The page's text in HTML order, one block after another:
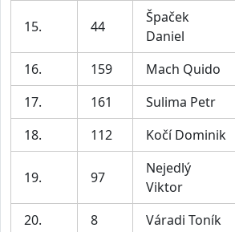
15. 44
Špaček
Daniel
16. 159 Mach Quido
17.
161 Sulima Petr
18.
112 Kočí Dominik
19. 97
Nejedlý
Viktor
20. 8 Váradi Toník